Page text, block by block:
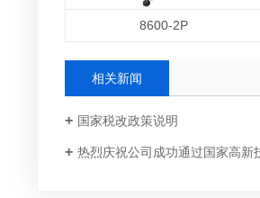
8600-2P
相关新闻
国家税改政策说明
热烈庆祝公司成功通过国家高新